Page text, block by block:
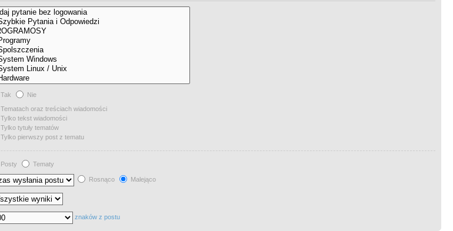
Tak
Nie
Tematach oraz treściach wiadomości
Tylko tekst wiadomości
Tylko tytuły tematów
Tylko pierwszy post z tematu
Posty
Tematy
Rosnąco Malejąco
znaków z postu